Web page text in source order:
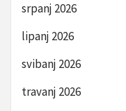
srpanj 2026
lipanj 2026
svibanj 2026
travanj 2026